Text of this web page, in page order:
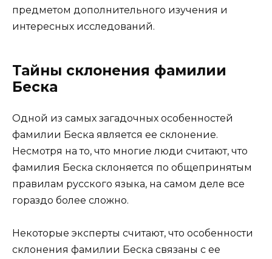
предметом дополнительного изучения и
интересных исследований.
Тайны склонения фамилии
Беска
Одной из самых загадочных особенностей
фамилии Беска является ее склонение.
Несмотря на то, что многие люди считают, что
фамилия Беска склоняется по общепринятым
правилам русского языка, на самом деле все
гораздо более сложно.
Некоторые эксперты считают, что особенности
склонения фамилии Беска связаны с ее